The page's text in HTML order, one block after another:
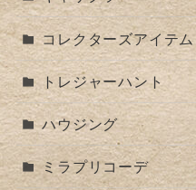
コレクターズアイテム
トレジャーハント
ハウジング
ミラプリコーデ